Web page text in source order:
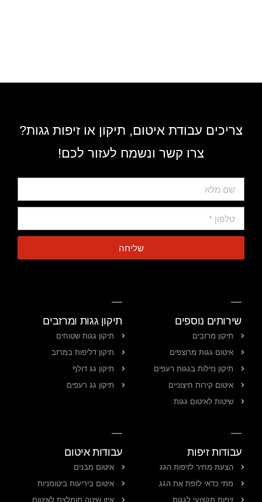
צריכים עבודת איטום, תיקון או זיפות גגות?
צרו קשר ונשמח לעזור לכם!
שליחה
שירותים נוספים
תיקון מרזבים
איטום גגות מרוצפים
תיקון נזילות בגגות רעפים
איטום קירות חיצוניים
שיטות לאיטום גגות
תיקון גגות ומרזבים
תיקון גגות שטוחים
תיקון דליפות במרזב
תיקון גג דולף
תיקון גג רעפים
עבודות זיפות
הצעת מחיר לזיפות הגג
מתי כדאי לזפת את הגג
זיפות מקצועי לגגות
עבודות איטום
איטום מבנים
איטום ביריעות ביטומניות
איזו שיטה מומלצת לאיטום